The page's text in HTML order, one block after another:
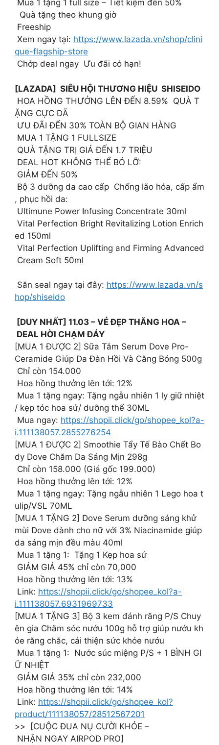
Mua 1 tặng 1 full size – Tiết kiệm đến 50%
Quà tặng theo khung giờ
Freeship
Xem ngay tại: https://www.lazada.vn/shop/clini
que-flagship-store
Chớp deal ngay Ưu đãi có hạn!
[LAZADA] SIÊU HỘI THƯƠNG HIỆU SHISEIDO
HOA HỒNG THƯỞNG LÊN ĐẾN 8.59% QUÀ T
ẶNG CỰC ĐÃ
ƯU ĐÃI ĐẾN 30% TOÀN BỘ GIAN HÀNG
MUA 1 TẶNG 1 FULLSIZE
QUÀ TẶNG TRỊ GIÁ ĐẾN 1.7 TRIỆU
DEAL HOT KHÔNG THỂ BỎ LỠ:
GIẢM ĐẾN 50%
Bộ 3 dưỡng da cao cấp Chống lão hóa, cấp ẩm
, phục hồi da:
Ultimune Power Infusing Concentrate 30ml
Vital Perfection Bright Revitalizing Lotion Enrich
ed 150ml
Vital Perfection Uplifting and Firming Advanced
Cream Soft 50ml
️ Săn seal ngay tại đây: https://www.lazada.vn/s
hop/shiseido
[DUY NHẤT] 11.03 – VẺ ĐẸP THĂNG HOA –
DEAL HỜI CHẠM ĐÁY
[MUA 1 ĐƯỢC 2] Sữa Tắm Serum Dove Pro-
Ceramide Giúp Da Đàn Hồi Và Căng Bóng 500g
Chỉ còn 154.000
Hoa hồng thưởng lên tới: 12%
Mua 1 tặng ngay: Tặng ngẫu nhiên 1 ly giữ nhiệt
/ kẹp tóc hoa sứ/ dưỡng thể 30ML
Mua ngay: https://shopii.click/go/shopee_kol?a-
i.111138057.2855276254
[MUA 1 ĐƯỢC 2] Smoothie Tẩy Tế Bào Chết Bo
dy Dove Chăm Da Sáng Mịn 298g
Chỉ còn 158.000 (Giá gốc 199.000)
Hoa hồng thưởng lên tới: 12%
Mua 1 tặng ngay: Tặng ngẫu nhiên 1 Lego hoa t
ulip/VSL 70ML
[MUA 1 TẶNG 2] Dove Serum dưỡng sáng khử
mùi Dove dành cho nữ với 3% Niacinamide giúp
da sáng mịn đều màu 40ml
Mua 1 tặng 1: Tặng 1 Kẹp hoa sứ
GIẢM GIÁ 45% chỉ còn 70,000
Hoa hồng thưởng lên tới: 13%
Link: https://shopii.click/go/shopee_kol?a-
i.111138057.6931969733
[MUA 1 TẶNG 3] Bộ 3 kem đánh răng P/S Chuy
ên gia Chăm sóc nướu 100g hỗ trợ giúp nướu kh
ỏe răng chắc, cải thiện sức khỏe nướu
Mua 1 tặng 1: Nước súc miệng P/S + 1 BÌNH GI
Ữ NHIỆT
GIẢM GIÁ 35% chỉ còn 232,000
Hoa hồng thưởng lên tới: 14%
Link: https://shopii.click/go/shopee_kol?
product/111138057/28512567201
>> [CUỘC ĐUA NỤ CƯỜI KHỎE –
NHẬN NGAY AIRPOD PRO]